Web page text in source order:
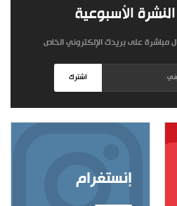
الأسبوعية
مباشرة على بريدك الإلكتروني الخاص
اشترك
إنستغرام